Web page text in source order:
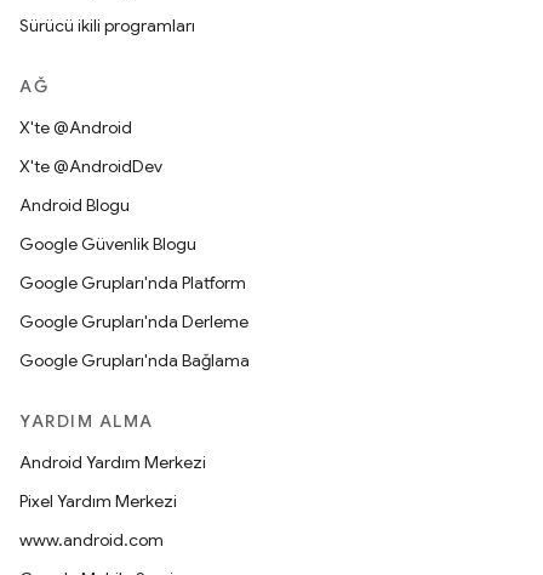
Sürücü ikili programları
AĞ
X'te @Android
X'te @AndroidDev
Android Blogu
Google Güvenlik Blogu
Google Grupları'nda Platform
Google Grupları'nda Derleme
Google Grupları'nda Bağlama
YARDIM ALMA
Android Yardım Merkezi
Pixel Yardım Merkezi
www.android.com